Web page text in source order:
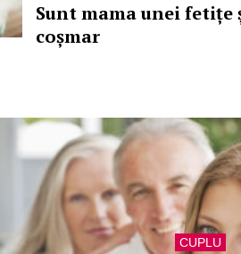
Sunt mama unei fetițe
coșmar
CUPLU